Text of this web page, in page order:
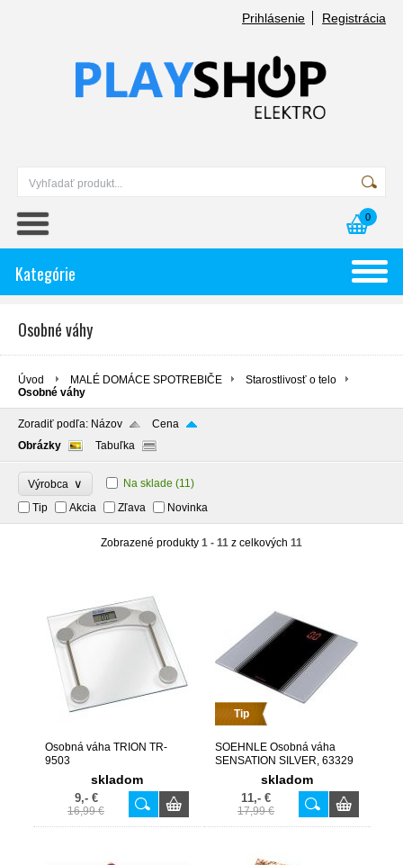
Prihlásenie Registrácia
0
Kategórie
Osobné váhy
Úvod MALÉ DOMÁCE SPOTREBIČE
Starostlivosť o telo
Osobné váhy
Zoradiť podľa: Názov
Cena
Obrázky
Tabuľka
Výrobca ∨ Na sklade (11)
Tip
Akcia Zľava Novinka
Zobrazené produkty 1 - 11 z celkových 11
Osobná váha TRION TR-
9503
skladom
9,- €
16,99 €
Tip
SOEHNLE Osobná váha
SENSATION SILVER, 63329
skladom
11,- €
17,99 €